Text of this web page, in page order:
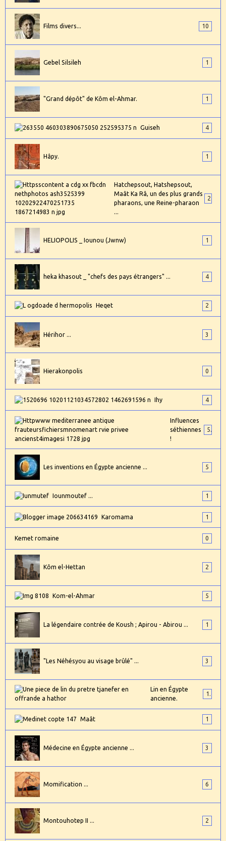
Films divers... 10
Gebel Silsileh 1
"Grand dépôt" de Kôm el-Ahmar. 1
Guiseh 4
Hâpy. 1
Hatchepsout, Hatshepsout,
Maât Ka Râ, un des plus grands
pharaons, une Reine-pharaon
...
HELIOPOLIS _ Iounou (Jwnw) 1
heka khasout _ "chefs des pays étrangers" ... 4
Heqet 2
Hérihor ... 3
Hierakonpolis 0
Ihy 4
Influences
séthiennes
!
5
Les inventions en Égypte ancienne ... 5
Iounmoutef ... 1
Karomama 1
Kemet romaine 0
Kôm el-Hettan 2
Kom-el-Ahmar 5
La légendaire contrée de Koush ; Apirou - Abirou ... 1
"Les Néhésyou au visage brûlé" ... 3
Lin en Égypte
ancienne.
1
Maât 1
Médecine en Égypte ancienne ... 3
Momification ... 6
Montouhotep II ... 2